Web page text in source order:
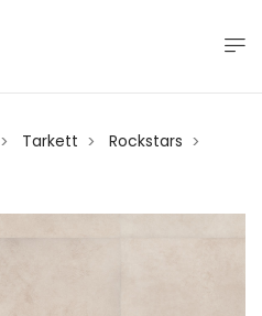
> Tarkett > Rockstars >